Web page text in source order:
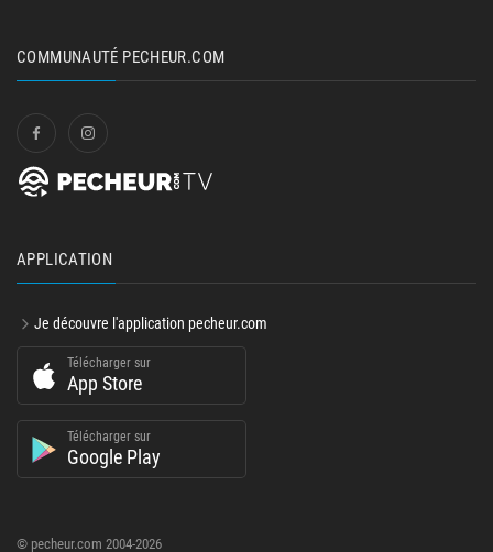
COMMUNAUTÉ PECHEUR.COM
APPLICATION
Je découvre l'application pecheur.com
Télécharger sur
App Store
Télécharger sur
Google Play
© pecheur.com 2004-2026